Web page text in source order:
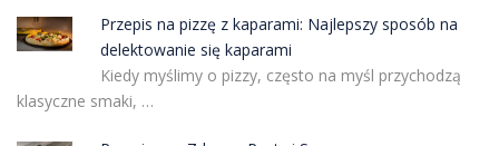
Przepis na pizzę z kaparami: Najlepszy sposób na
delektowanie się kaparami
Kiedy myślimy o pizzy, często na myśl przychodzą
klasyczne smaki, …